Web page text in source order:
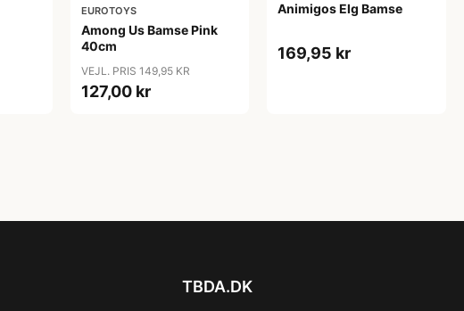
EUROTOYS
Among Us Bamse Pink
40cm
VEJL. PRIS 149,95 KR
127,00 kr
Animigos Elg Bamse
169,95 kr
TBDA.DK